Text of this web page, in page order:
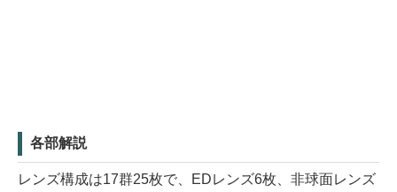
各部解説
レンズ構成は17群25枚で、EDレンズ6枚、非球面レンズ